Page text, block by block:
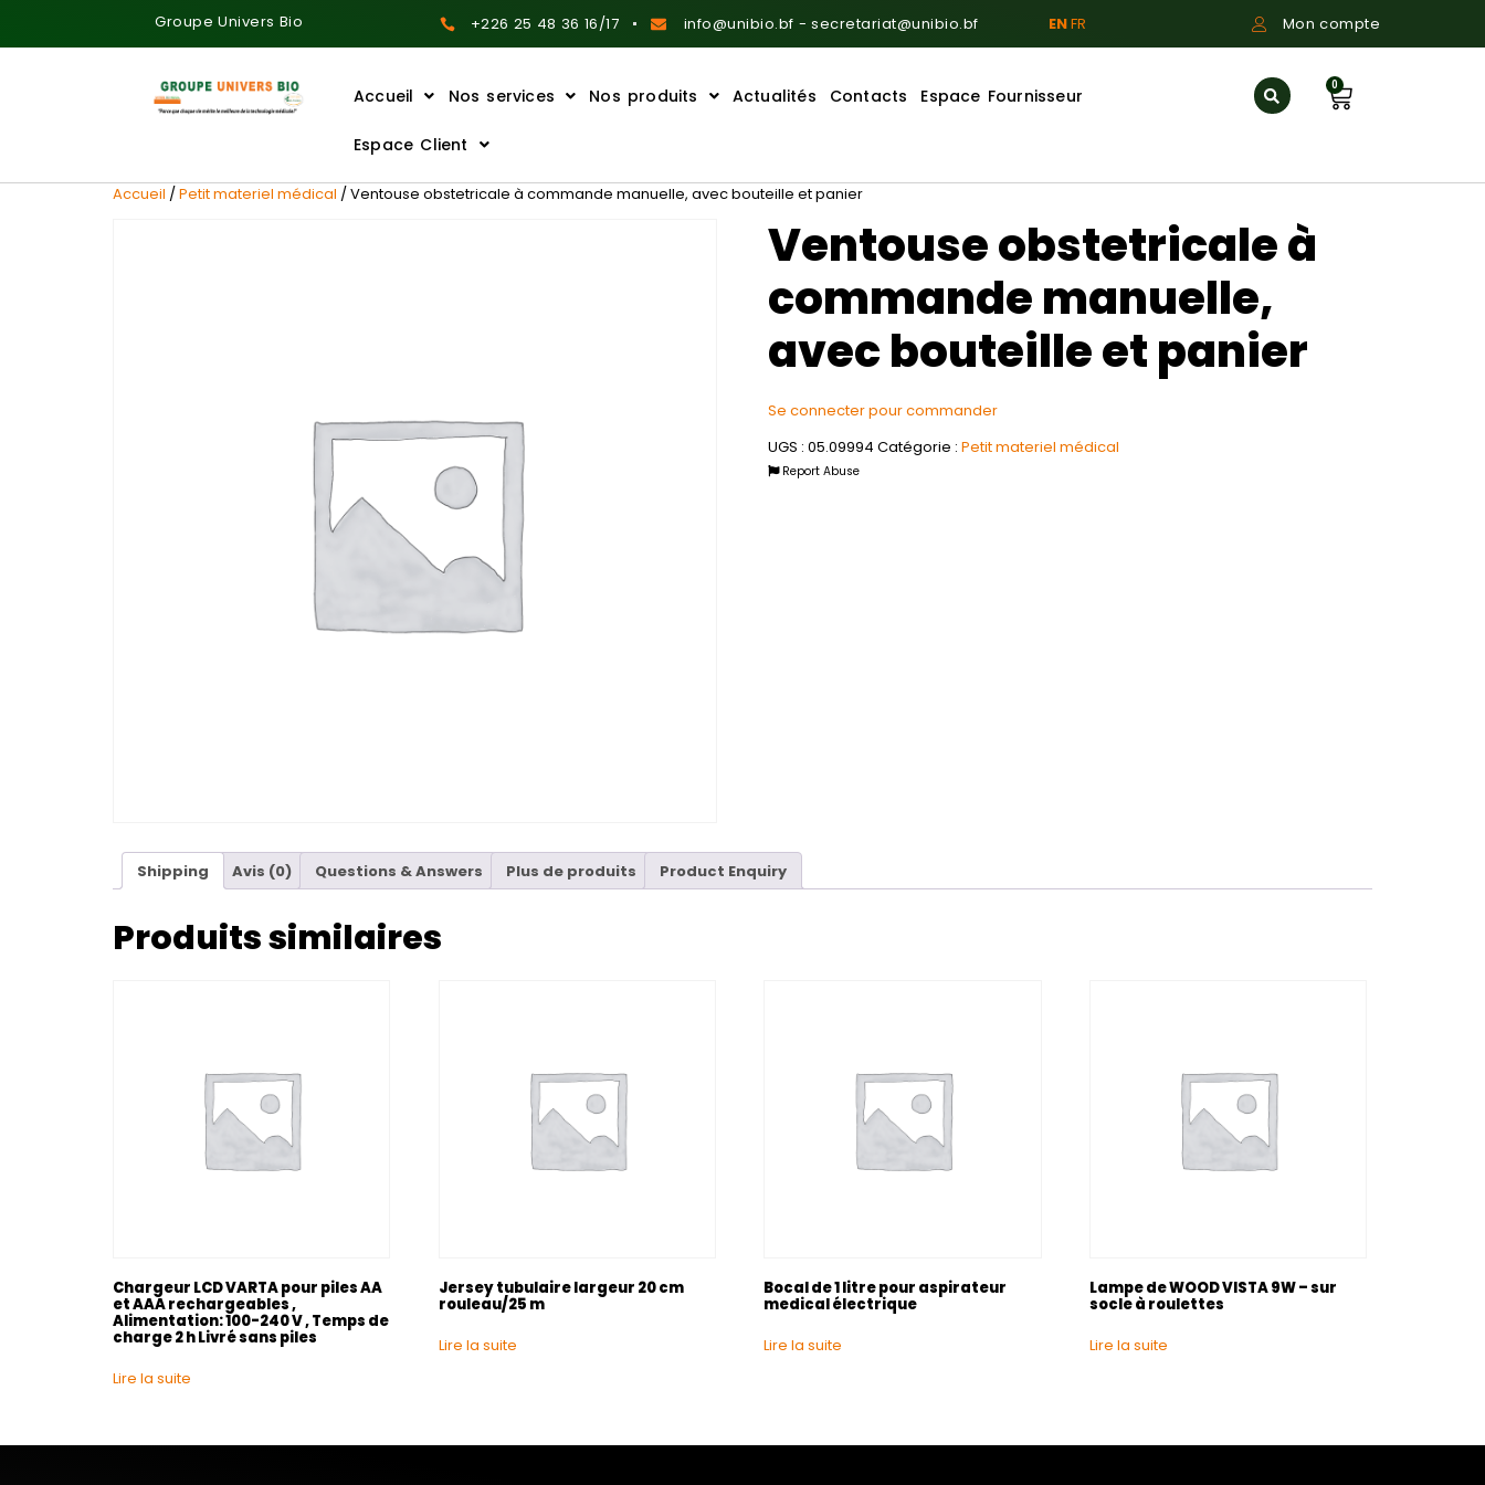
Groupe Univers Bio +226 25 48 36 16/17 info@unibio.bf - secretariat@unibio.bf ENFR Mon compte
Accueil Nos services Nos produits Actualités Contacts Espace Fournisseur
Espace Client
0
Accueil /Petit materiel médical / Ventouse obstetricale à commande manuelle, avec bouteille et panier
Ventouse obstetricale à
commande manuelle,
avec bouteille et panier
Se connecter pour commander
UGS : 05.09994 Catégorie : Petit materiel médical
Report Abuse
Shipping Avis (0) Questions & Answers Plus de produits Product Enquiry
Produits similaires
Chargeur LCD VARTA pour piles AA
et AAA rechargeables ,
Alimentation: 100-240 V , Temps de
charge 2 h Livré sans piles
Lire la suite
Jersey tubulaire largeur 20 cm
rouleau/25 m
Lire la suite
Bocal de 1 litre pour aspirateur
medical électrique
Lire la suite
Lampe de WOOD VISTA 9W – sur
socle à roulettes
Lire la suite